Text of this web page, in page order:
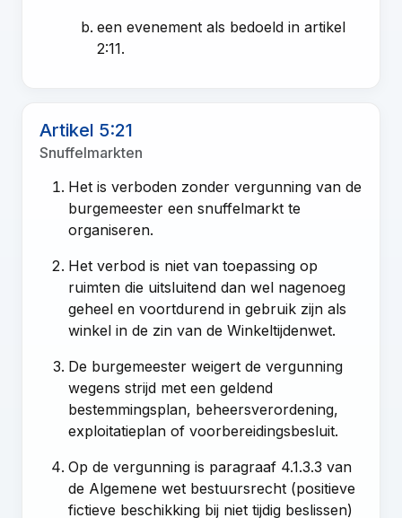
een evenement als bedoeld in artikel
2:11.
Artikel 5:21
Snuffelmarkten
Het is verboden zonder vergunning van de
burgemeester een snuffelmarkt te
organiseren.
Het verbod is niet van toepassing op
ruimten die uitsluitend dan wel nagenoeg
geheel en voortdurend in gebruik zijn als
winkel in de zin van de Winkeltijdenwet.
De burgemeester weigert de vergunning
wegens strijd met een geldend
bestemmingsplan, beheersverordening,
exploitatieplan of voorbereidingsbesluit.
Op de vergunning is paragraaf 4.1.3.3 van
de Algemene wet bestuursrecht (positieve
fictieve beschikking bij niet tijdig beslissen)